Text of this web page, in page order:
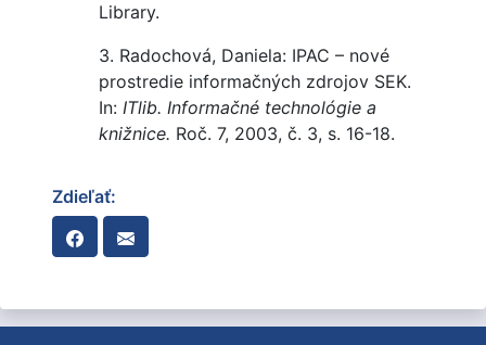
Library.
3. Radochová, Daniela: IPAC – nové
prostredie informačných zdrojov SEK.
In: ITlib. Informačné technológie a
knižnice. Roč. 7, 2003, č. 3, s. 16-18.
Zdieľať: